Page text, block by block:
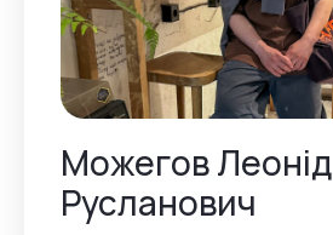
Можегов Леонід
Русланович